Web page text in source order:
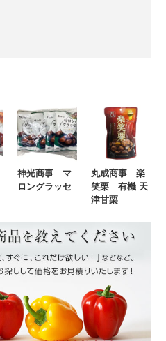
神光商事 マ
ロングラッセ
丸成商事 楽
笑栗 有機 天
津甘栗